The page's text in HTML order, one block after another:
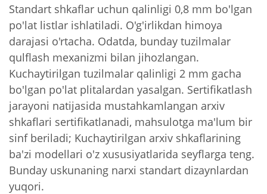
Standart shkaflar uchun qalinligi 0,8 mm bo'lgan
po'lat listlar ishlatiladi. O'g'irlikdan himoya
darajasi o'rtacha. Odatda, bunday tuzilmalar
qulflash mexanizmi bilan jihozlangan.
Kuchaytirilgan tuzilmalar qalinligi 2 mm gacha
bo'lgan po'lat plitalardan yasalgan. Sertifikatlash
jarayoni natijasida mustahkamlangan arxiv
shkaflari sertifikatlanadi, mahsulotga ma'lum bir
sinf beriladi; Kuchaytirilgan arxiv shkaflarining
ba'zi modellari o'z xususiyatlarida seyflarga teng.
Bunday uskunaning narxi standart dizaynlardan
yuqori.